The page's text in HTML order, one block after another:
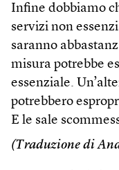
Infine dobbiamo
servizi non
saranno
misura potrebbe
essenziale.
potrebbero
E le sale
(Traduzione di